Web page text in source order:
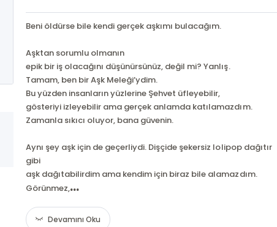
Beni öldürse bile kendi gerçek aşkımı bulacağım.
Aşktan sorumlu olmanın
epik bir iş olacağını düşünürsünüz, değil mi? Yanlış.
Tamam, ben bir Aşk Meleği’ydim.
Bu yüzden insanların yüzlerine Şehvet üfleyebilir,
gösteriyi izleyebilir ama gerçek anlamda katılamazdım.
Zamanla sıkıcı oluyor, bana güvenin.
Aynı şey aşk için de geçerliydi. Dişçide şekersiz lolipop dağıtır
gibi
aşk dağıtabilirdim ama kendim için biraz bile alamazdım.
Görünmez,...
Devamını Oku